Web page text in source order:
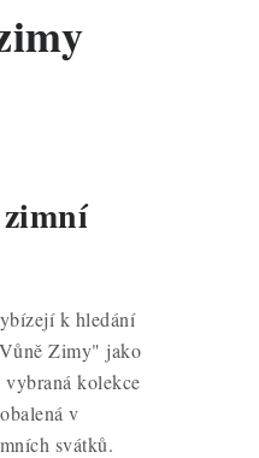
k hledání
Zimy" jako
kolekce
v
svátků.